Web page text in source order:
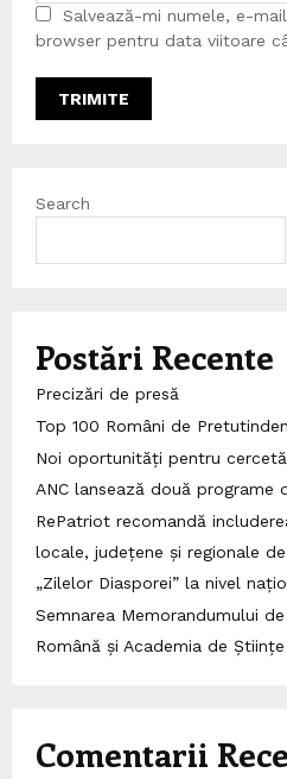
Salvează-mi numele, e-
browser pentru data viitoare
Search
Postări Recente
Precizări de presă
Top 100 Români de
Noi oportunități pentru
ANC lansează două programe
RePatriot recomandă
locale, județene și regionale
„Zilelor Diasporei” la nivel
Semnarea Memorandumului
Română și Academia de
Comentarii